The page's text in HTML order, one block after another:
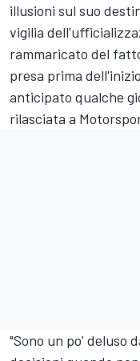
illusioni sul suo
vigilia
rammaricato del
presa prima
anticipato qualche
rilasciata a
"Sono un po' deluso